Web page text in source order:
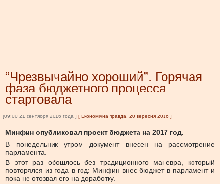
“Чрезвычайно хороший”. Горячая
фаза бюджетного процесса
стартовала
[09:00 21 сентября 2016 года ] [ Економічна правда, 20 вересня 2016 ]
Минфин опубликовал проект бюджета на 2017 год.
В понедельник утром документ внесен на рассмотрение
парламента.
В этот раз обошлось без традиционного маневра, который
повторялся из года в год: Минфин внес бюджет в парламент и
пока не отозвал его на доработку.